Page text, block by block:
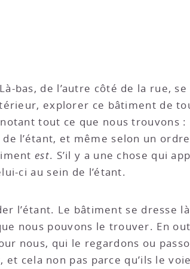
bas, de l’autre côté de la rue,
explorer ce bâtiment de
tout ce que nous trouvons
l’étant, et même selon un
est. S’il y a une chose qui
ci au sein de l’étant.
l’étant. Le bâtiment se dresse
nous pouvons le trouver. En
nous, qui le regardons ou
cela non pas parce qu’ils le